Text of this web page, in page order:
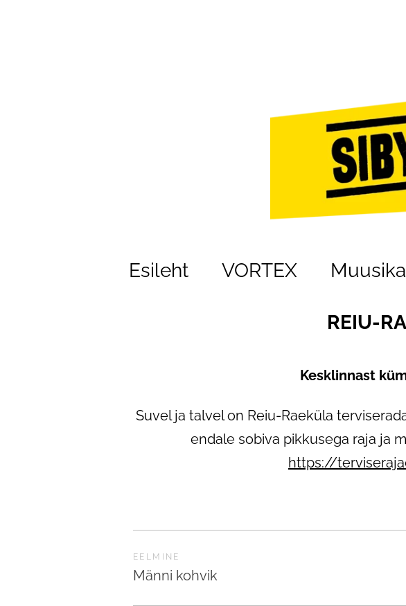
Esileht VORTEX Muusika
REIU-
Kesklinnast
Suvel ja talvel on Reiu-Raeküla
endale sobiva pikkusega raja ja
https://
EELMINE
Männi kohvik